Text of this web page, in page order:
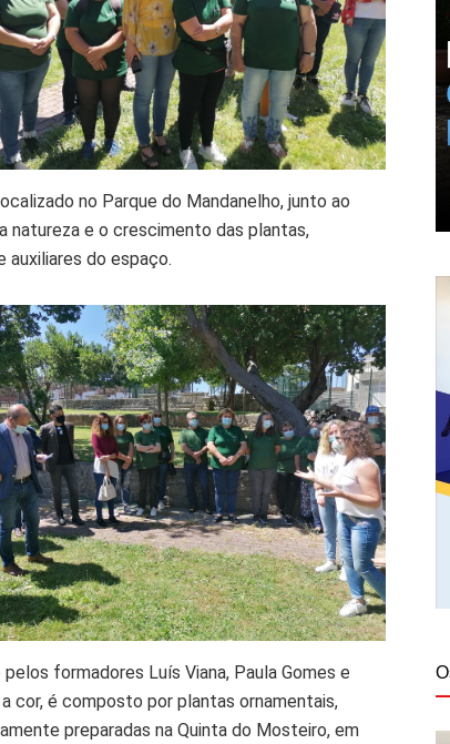
no Parque do Mandanelho, junto ao
natureza e o crescimento das plantas,
auxiliares do espaço.
formadores Luís Viana, Paula Gomes e
cor, é composto por plantas ornamentais,
preparadas na Quinta do Mosteiro, em